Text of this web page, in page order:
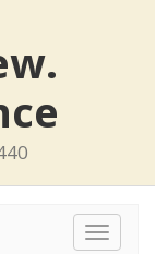
Toggle